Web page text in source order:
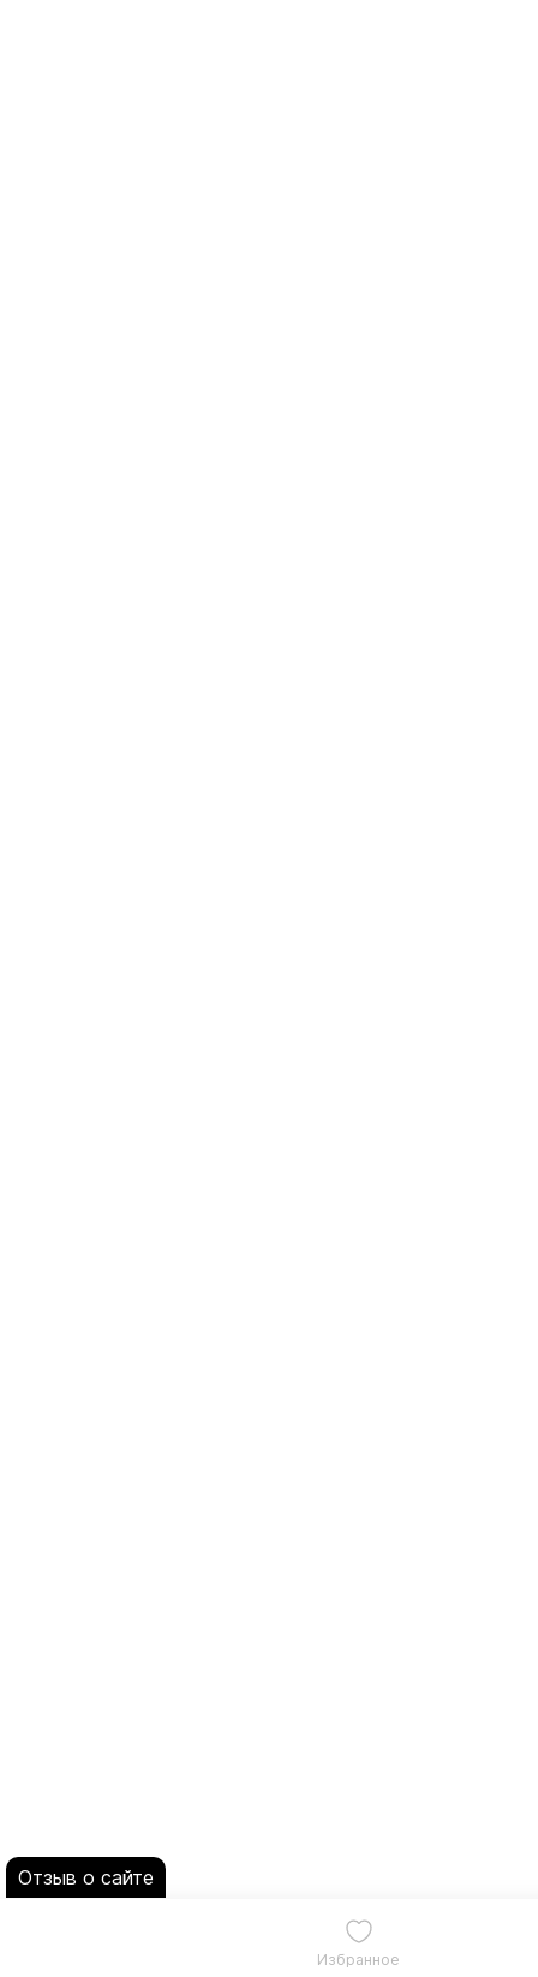
Избранное
Отзыв о сайте